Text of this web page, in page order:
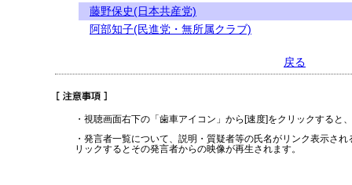
藤野保史(日本共産党)
阿部知子(民進党・無所属クラブ)
戻る
・視聴画面右下の「歯車アイコン」から[速度]をクリックすると
・発言者一覧について、説明・質疑者等の氏名がリンク表示さ
リックするとその発言者からの映像が再生されます。